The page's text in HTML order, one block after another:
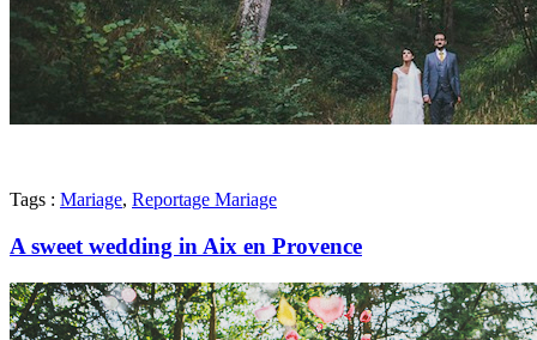
Tags : Mariage, Reportage Mariage
A sweet wedding in Aix en Provence